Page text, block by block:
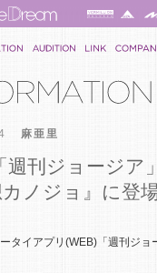
麻亜里
週刊ジョージア
カノジョ』に登場
タイアプリ(WEB)「週刊ジョ